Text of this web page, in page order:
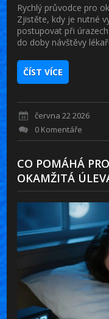
Rychlý průvodce pro
Zjistěte, kdy je nutné
postupovat při
do doby návštěvy
ČÍST VÍCE
června 22 2026
0 Komentáře
CO POMÁHÁ
OKAMŽITÁ